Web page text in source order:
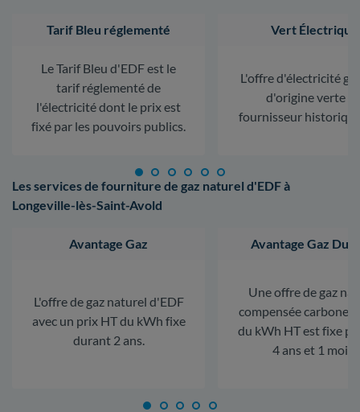
Tarif Bleu réglementé
Le Tarif Bleu d'EDF est le
tarif réglementé de
l'électricité dont le prix est
fixé par les pouvoirs publics.
Vert Électrique
L'offre d'électricité
d'origine verte
fournisseur
Les services de fourniture de gaz naturel d'EDF à
Longeville-lès-Saint-Avold
Avantage Gaz
L'offre de gaz naturel d'EDF
avec un prix HT du kWh fixe
durant 2 ans.
Avantage Gaz
Une offre de gaz
compensée carbone.
du kWh HT est fixe
4 ans et 1 mois.